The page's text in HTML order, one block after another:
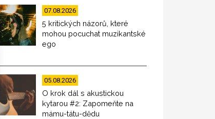
07.08.2026
5 kritických názorů, které
mohou pocuchat muzikantské
ego
05.08.2026
O krok dál s akustickou
kytarou #2: Zapomeňte na
mámu-tátu-dědu